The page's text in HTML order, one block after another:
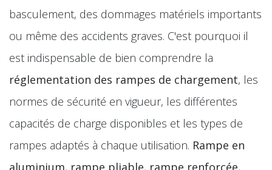
basculement, des dommages matériels importants
ou même des accidents graves. C'est pourquoi il
est indispensable de bien comprendre la
réglementation des rampes de chargement, les
normes de sécurité en vigueur, les différentes
capacités de charge disponibles et les types de
rampes adaptés à chaque utilisation. Rampe en
aluminium, rampe pliable, rampe renforcée,